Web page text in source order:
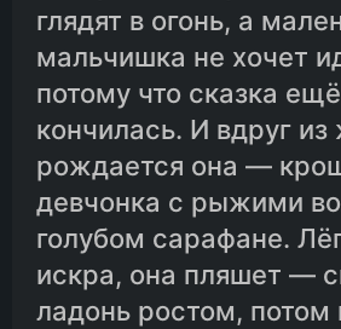
глядят в огонь, а
мальчишка не хочет
потому что сказка
кончилась. И вдруг
рождается она —
девчонка с рыжими
голубом сарафане.
искра, она пляшет —
ладонь ростом,